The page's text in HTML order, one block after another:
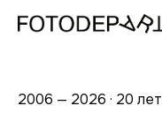
2006 — 2026 · 20 лет